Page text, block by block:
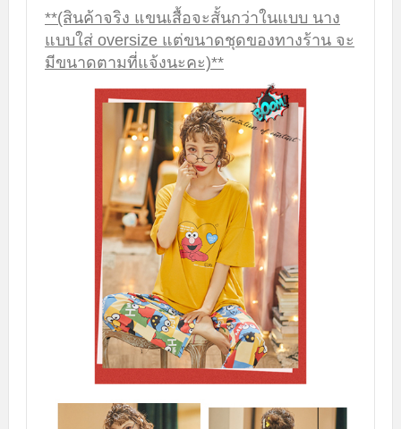
**(สินค้าจริง แขนเสื้อจะสั้นกว่าในแบบ นาง
แบบใส่ oversize แต่ขนาดชุดของทางร้าน จะ
มีขนาดตามที่แจ้งนะคะ)**